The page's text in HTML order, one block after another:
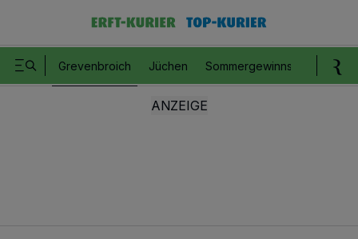
Grevenbroich Jüchen Sommergewinnspiel